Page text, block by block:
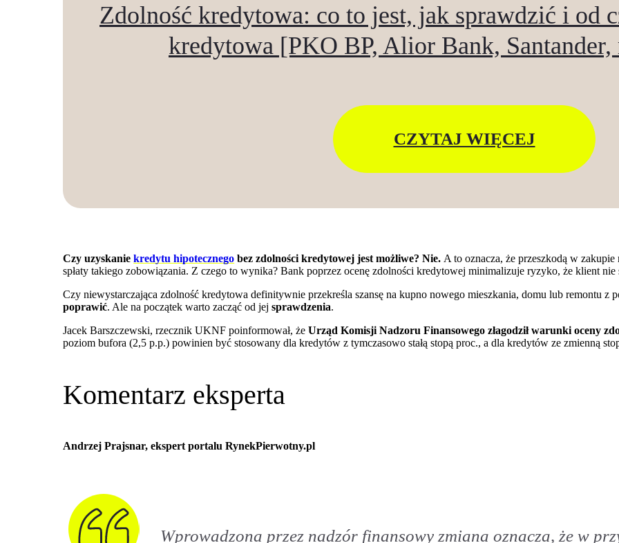
Zdolność kredytowa: co to jest, jak sprawdzić i od
kredytowa [PKO BP, Alior Bank,
CZYTAJ WIĘCEJ
Czy uzyskaniekredytu hipotecznego bez zdolności kredytowej jest możliwe? Nie. A to oznacza, że przeszkodą w
spłaty takiego zobowiązania. Z czego to wynika? Bank poprzez ocenę zdolności kredytowej minimalizuje ryzyko, że klient nie
Czy niewystarczająca zdolność kredytowa definitywnie przekreśla szansę na kupno nowego mieszkania, domu lub remontu z
poprawić. Ale na początek warto zacząć od jejsprawdzenia.
Jacek Barszczewski, rzecznik UKNF poinformował, żeUrząd Komisji Nadzoru Finansowego złagodził warunki oceny
poziom bufora (2,5 p.p.) powinien być stosowany dla kredytów z tymczasowo stałą stopą proc., a dla kredytów ze zmienną
Komentarz eksperta
Andrzej Prajsnar, ekspert portalu RynekPierwotny.pl
Wprowadzona przez nadzór finansowy zmiana oznacza, że w